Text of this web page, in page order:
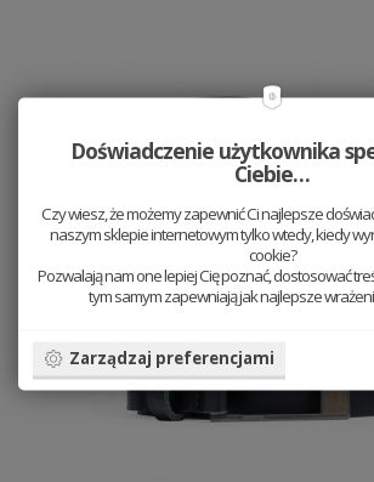
Doświadczenie użytkownika
Ciebie…
Czy wiesz, że możemy zapewnić Ci najlepsze
naszym sklepie internetowym tylko wtedy, kiedy
cookie?
Pozwalają nam one lepiej Cię poznać, dostosować
tym samym zapewniają jak najlepsze
Zarządzaj preferencjami